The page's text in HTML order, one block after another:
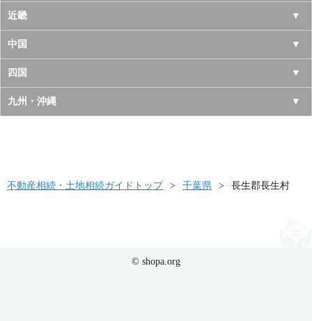
宮城県
秋田県
山形県
福島県
千葉県
埼玉県
茨城県
栃木県
長野県
新潟県
富山県
石川県
愛知県
岐阜県
三重県
静岡県
近畿
大阪府
京都府
兵庫県
和歌山県
中国
鳥取県
島根県
山口県
四国
徳島県
高知県
九州・沖縄
長崎県
不動産相続・土地相続ガイドトップ 千葉県 長生郡長生村
© shopa.org